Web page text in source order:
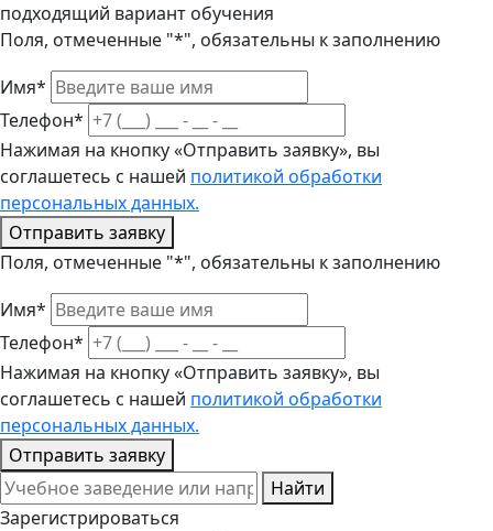
подходящий вариант обучения
Поля, отмеченные "*", обязательны к заполнению
Имя*
Телефон*
Нажимая на кнопку «Отправить заявку», вы
соглашетесь с нашей политикой обработки
персональных данных.
Отправить заявку
Поля, отмеченные "*", обязательны к заполнению
Имя*
Телефон*
Нажимая на кнопку «Отправить заявку», вы
соглашетесь с нашей политикой обработки
персональных данных.
Отправить заявку
Найти
Зарегистрироваться